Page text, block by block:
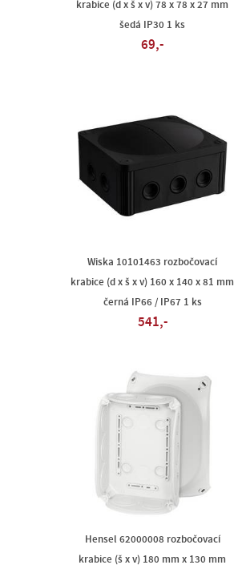
krabice (d x š x v) 78 x 78 x 27 mm
šedá IP30 1 ks
69,-
Wiska 10101463 rozbočovací
krabice (d x š x v) 160 x 140 x 81 mm
černá IP66 / IP67 1 ks
541,-
Hensel 62000008 rozbočovací
krabice (š x v) 180 mm x 130 mm